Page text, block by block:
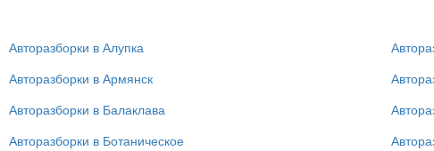
Авторазборки в Алупка
Авторазборки в Армянск
Авторазборки в Балаклава
Авторазборки в Ботаническое